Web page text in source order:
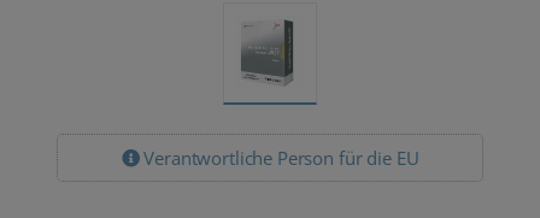
Verantwortliche Person für die EU